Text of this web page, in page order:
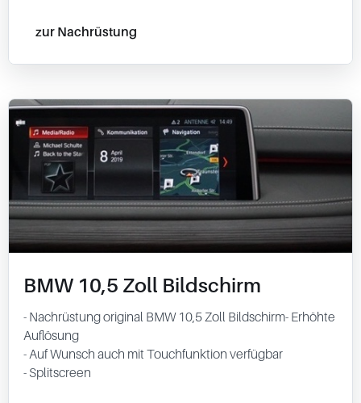
zur Nachrüstung
BMW 10,5 Zoll Bildschirm
- Nachrüstung original BMW 10,5 Zoll Bildschirm- Erhöhte
Auflösung
- Auf Wunsch auch mit Touchfunktion verfügbar
- Splitscreen